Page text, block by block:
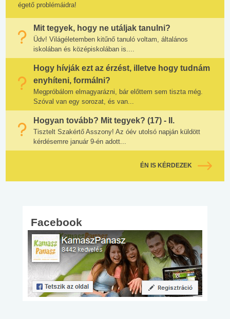
égető problémáidra!
Mit tegyek, hogy ne utáljak tanulni?
Üdv! Világéletemben kitűnő tanuló voltam, általános
iskolában és középiskolában is....
Hogy hívják ezt az érzést, illetve hogy tudnám
enyhíteni, formálni?
Megpróbálom elmagyarázni, bár előttem sem tiszta még.
Szóval van egy sorozat, és van...
Hogyan tovább? Mit tegyek? (17) - II.
Tisztelt Szakértő Asszony! Az óév utolsó napján küldött
kérdésemre január 9-én adott...
ÉN IS KÉRDEZEK
Facebook